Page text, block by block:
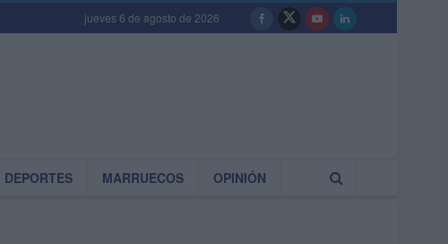
jueves 6 de agosto de 2026
DEPORTES MARRUECOS OPINIÓN